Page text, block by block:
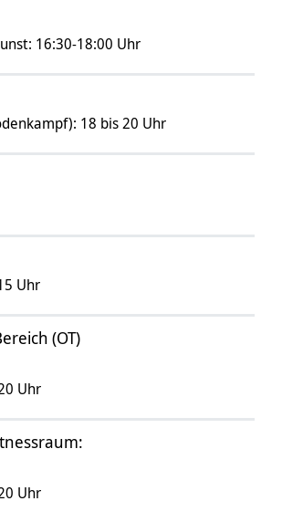
16:30-18:00 Uhr
18 bis 20 Uhr
Uhr
(OT)
Uhr
Uhr